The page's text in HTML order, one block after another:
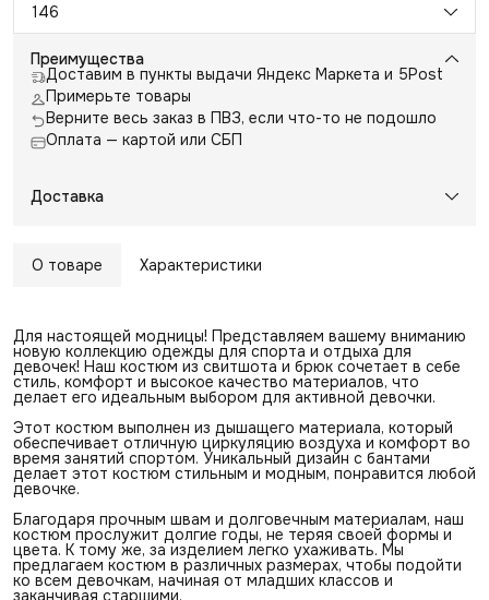
146
Преимущества
Доставим в пункты выдачи Яндекс Маркета и 5Post
Примерьте товары
Верните весь заказ в ПВЗ, если что-то не подошло
Оплата — картой или СБП
Доставка
О товаре Характеристики
Для настоящей модницы! Представляем вашему вниманию
новую коллекцию одежды для спорта и отдыха для
девочек! Наш костюм из свитшота и брюк сочетает в себе
стиль, комфорт и высокое качество материалов, что
делает его идеальным выбором для активной девочки.
Этот костюм выполнен из дышащего материала, который
обеспечивает отличную циркуляцию воздуха и комфорт во
время занятий спортом. Уникальный дизайн с бантами
делает этот костюм стильным и модным, понравится любой
девочке.
Благодаря прочным швам и долговечным материалам, наш
костюм прослужит долгие годы, не теряя своей формы и
цвета. К тому же, за изделием легко ухаживать. Мы
предлагаем костюм в различных размерах, чтобы подойти
ко всем девочкам, начиная от младших классов и
заканчивая старшими.